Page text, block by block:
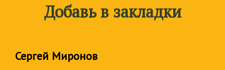
Добавь в закладки
Сергей Миронов